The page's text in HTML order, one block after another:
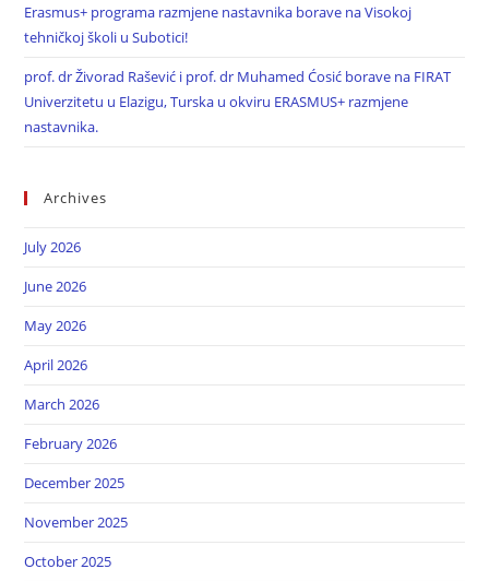
Erasmus+ programa razmjene nastavnika borave na Visokoj
tehničkoj školi u Subotici!
prof. dr Živorad Rašević i prof. dr Muhamed Ćosić borave na FIRAT
Univerzitetu u Elazigu, Turska u okviru ERASMUS+ razmjene
nastavnika.
Archives
July 2026
June 2026
May 2026
April 2026
March 2026
February 2026
December 2025
November 2025
October 2025